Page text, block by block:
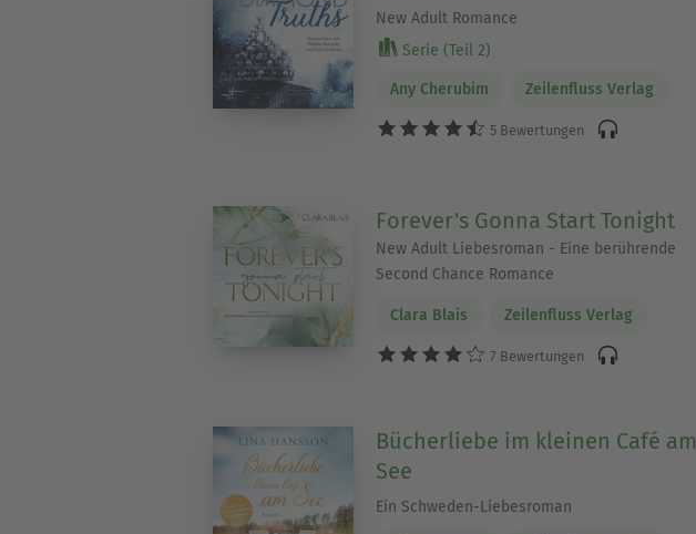
New Adult Romance
Serie (Teil 2)
Any Cherubim Zeilenfluss Verlag
5 Bewertungen
Forever's Gonna Start Tonight
New Adult Liebesroman - Eine berührende
Second Chance Romance
Clara Blais Zeilenfluss Verlag
7 Bewertungen
Bücherliebe im kleinen Café am
See
Ein Schweden-Liebesroman